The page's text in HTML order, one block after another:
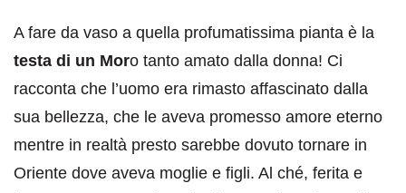
A fare da vaso a quella profumatissima pianta è la
testa di un Moro tanto amato dalla donna! Ci
racconta che l’uomo era rimasto affascinato dalla
sua bellezza, che le aveva promesso amore eterno
mentre in realtà presto sarebbe dovuto tornare in
Oriente dove aveva moglie e figli. Al ché, ferita e